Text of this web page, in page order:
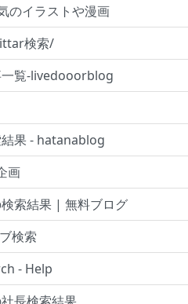
のイラストや漫画
検索/
一覧-livedooorblog
果 - hatanablog
画
検索結果 | 無料ブログ
検索
- Help